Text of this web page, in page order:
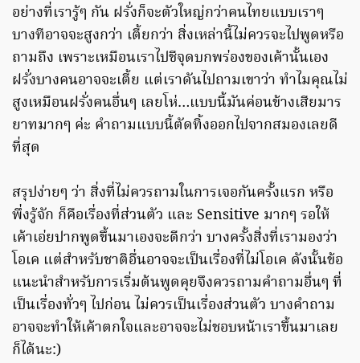
อย่างที่เรารู้ๆ กัน ฝรั่งก็จะตัวใหญ่กว่าคนไทยแบบเราๆ
บางทีอาจจะสูงกว่า เตี้ยกว่า สิ่งเหล่านี้ไม่ควรจะไปพูดหรือ
ถามถึง เพราะเหมือนเราไปชีจุดบกพร่องของเค้านั้นเอง
ฝรั่งบางคนอาจจะเตี้ย แต่เราดันไปถามเขาว่า ทำไมคุณไม่
สูงเหมือนฝรั่งคนอื่นๆ เลยโห่…แบบนี้มันค่อนข้างเสียมาร
ยาทมากๆ ค่ะ คำถามแบบนี้ตัดทิ้งออกไปจากสมองเลยดี
ที่สุด
สรุปง่ายๆ ว่า สิ่งที่ไม่ควรถามในการเจอกันครั้งแรก หรือ
พึ่งรู้จัก ก็คือเรื่องที่ส่วนตัว และ Sensitive มากๆ รอให้
เค้าเอ่ยปากพูดขึ้นมาเองจะดีกว่า บางครั้งสิ่งที่เรามองว่า
โอเค แต่สำหรับชาติอื่นอาจจะเป็นเรื่องที่ไม่โอเค ดังนั้นข้อ
แนะนำสำหรับการเริ่มต้นพูดคุยจึงควรถามคำถามอื่นๆ ที่
เป็นเรื่องทั่วๆ ไปก่อน ไม่ควรเป็นเรื่องส่วนตัว บางคำถาม
อาจจะทำให้เค้าตกใจและอาจจะไม่ชอบหน้าเราขึ้นมาเลย
ก็ได้นะ:)